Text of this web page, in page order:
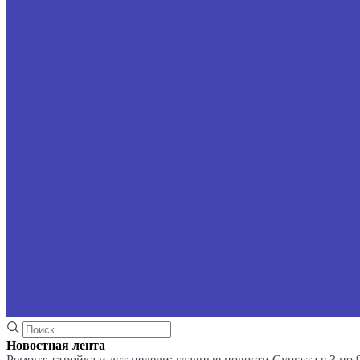
Новостная лента